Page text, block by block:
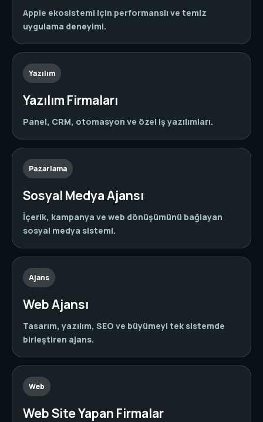
Apple ekosistemi için performanslı ve temiz
uygulama deneyimi.
Yazılım
Yazılım Firmaları
Panel, CRM, otomasyon ve özel iş yazılımları.
Pazarlama
Sosyal Medya Ajansı
İçerik, kampanya ve web dönüşümünü bağlayan
sosyal medya sistemi.
Ajans
Web Ajansı
Tasarım, yazılım, SEO ve büyümeyi tek sistemde
birleştiren ajans.
Web
Web Site Yapan Firmalar